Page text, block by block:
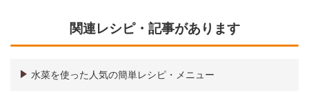
関連レシピ・記事があります
水菜を使った人気の簡単レシピ・メニュー